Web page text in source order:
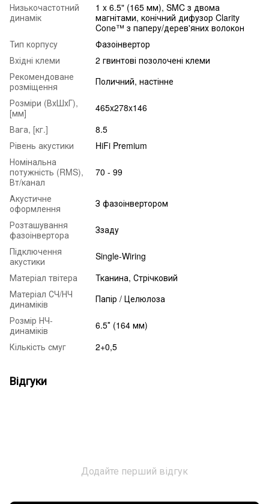
Низькочастотний
динамік
1 x 6.5" (165 мм), SMC з двома
магнітами, конічний дифузор Clarity
Cone™ з паперу/дерев'яних волокон
Тип корпусу
Фазоінвертор
Вхідні клеми
2 гвинтові позолочені клеми
Рекомендоване
розміщення
Поличний, настінне
Розміри (ВхШхГ),
[мм]
465x278x146
Вага, [кг.]
8.5
Рівень акустики
HiFi Premium
Номінальна
потужність (RMS),
Вт/канал
70 - 99
Акустичне
оформлення
З фазоінвертором
Розташування
фазоінвертора
Ззаду
Підключення
акустики
Single-Wiring
Матеріал твітера
Тканина, Стрічковий
Матеріал СЧ/НЧ
динаміків
Папір / Целюлоза
Розмір НЧ-
динаміків
6.5″ (164 мм)
Кількість смуг
2+0,5
Відгуки
Додайте перший відгук